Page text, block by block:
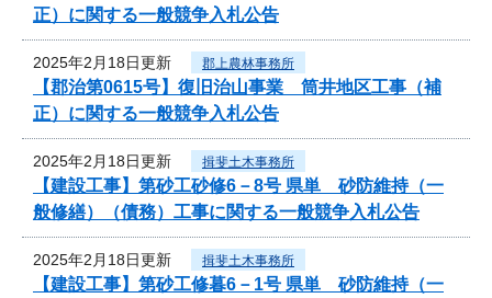
正）に関する一般競争入札公告
2025年2月18日更新 郡上農林事務所
【郡治第0615号】復旧治山事業 筒井地区工事（補
正）に関する一般競争入札公告
2025年2月18日更新 揖斐土木事務所
【建設工事】第砂工砂修6－8号 県単 砂防維持（一
般修繕）（債務）工事に関する一般競争入札公告
2025年2月18日更新 揖斐土木事務所
【建設工事】第砂工修暮6－1号 県単 砂防維持（一